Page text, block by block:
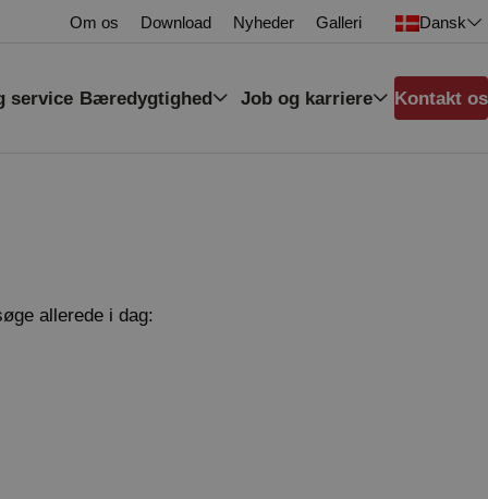
Om os Download Nyheder Galleri Dansk
service Bæredygtighed Job og karriere Kontakt os
allerede i dag: